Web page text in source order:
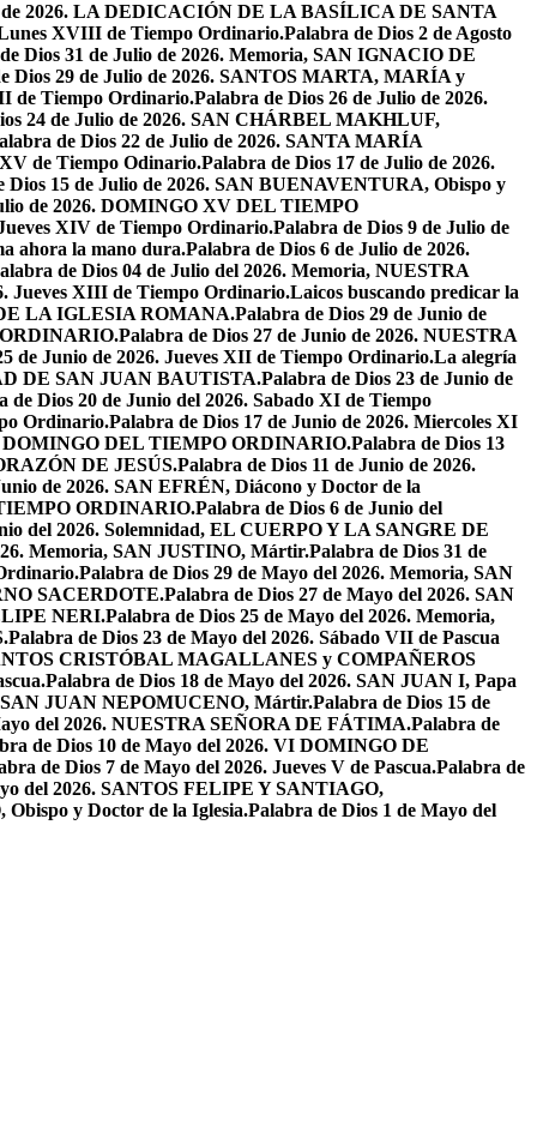
de 2026. LA DEDICACIÓN DE LA BASÍLICA DE SANTA
XVIII de Tiempo Ordinario.Palabra de Dios 2 de Agosto
Dios 31 de Julio de 2026. Memoria, SAN IGNACIO DE
Dios 29 de Julio de 2026. SANTOS MARTA, MARÍA y
de Tiempo Ordinario.Palabra de Dios 26 de Julio de 2026.
24 de Julio de 2026. SAN CHÁRBEL MAKHLUF,
de Dios 22 de Julio de 2026. SANTA MARÍA
de Tiempo Odinario.Palabra de Dios 17 de Julio de 2026.
Dios 15 de Julio de 2026. SAN BUENAVENTURA, Obispo y
de 2026. DOMINGO XV DEL TIEMPO
XIV de Tiempo Ordinario.Palabra de Dios 9 de Julio de
ahora la mano dura.Palabra de Dios 6 de Julio de 2026.
de Dios 04 de Julio del 2026. Memoria, NUESTRA
Jueves XIII de Tiempo Ordinario.Laicos buscando predicar la
LA IGLESIA ROMANA.Palabra de Dios 29 de Junio de
Palabra de Dios 27 de Junio de 2026. NUESTRA
de Junio de 2026. Jueves XII de Tiempo Ordinario.La alegría
DE SAN JUAN BAUTISTA.Palabra de Dios 23 de Junio de
de Dios 20 de Junio del 2026. Sabado XI de Tiempo
Ordinario.Palabra de Dios 17 de Junio de 2026. Miercoles XI
DOMINGO DEL TIEMPO ORDINARIO.Palabra de Dios 13
DE JESÚS.Palabra de Dios 11 de Junio de 2026.
de 2026. SAN EFRÉN, Diácono y Doctor de la
ORDINARIO.Palabra de Dios 6 de Junio del
del 2026. Solemnidad, EL CUERPO Y LA SANGRE DE
Memoria, SAN JUSTINO, Mártir.Palabra de Dios 31 de
Palabra de Dios 29 de Mayo del 2026. Memoria, SAN
SACERDOTE.Palabra de Dios 27 de Mayo del 2026. SAN
NERI.Palabra de Dios 25 de Mayo del 2026. Memoria,
Palabra de Dios 23 de Mayo del 2026. Sábado VII de Pascua
CRISTÓBAL MAGALLANES y COMPAÑEROS
Palabra de Dios 18 de Mayo del 2026. SAN JUAN I, Papa
SAN JUAN NEPOMUCENO, Mártir.Palabra de Dios 15 de
del 2026. NUESTRA SEÑORA DE FÁTIMA.Palabra de
de Dios 10 de Mayo del 2026. VI DOMINGO DE
de Dios 7 de Mayo del 2026. Jueves V de Pascua.Palabra de
del 2026. SANTOS FELIPE Y SANTIAGO,
y Doctor de la Iglesia.Palabra de Dios 1 de Mayo del